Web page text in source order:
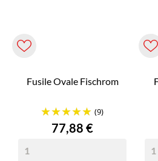
Fusile Ovale Fischrom
(9)
Prix
77,88 €